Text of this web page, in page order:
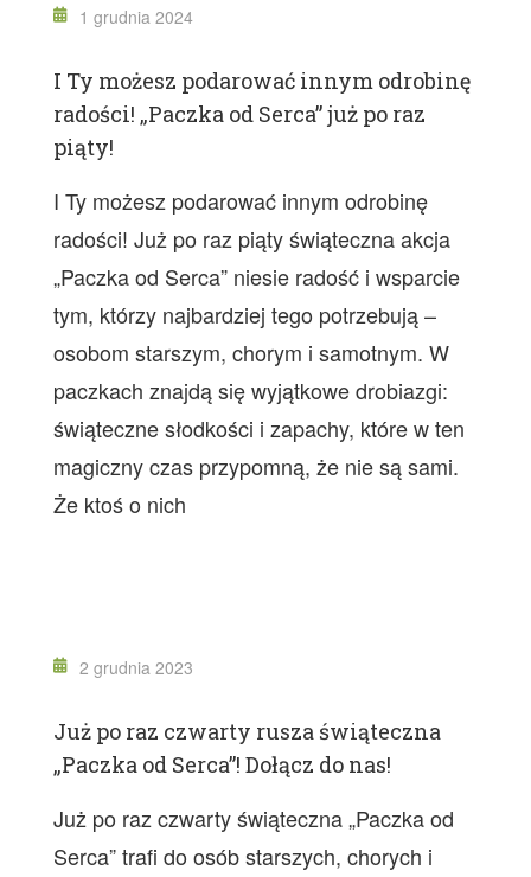
1 grudnia 2024
I Ty możesz podarować innym odrobinę
radości! „Paczka od Serca” już po raz
piąty!
I Ty możesz podarować innym odrobinę
radości! Już po raz piąty świąteczna akcja
„Paczka od Serca” niesie radość i wsparcie
tym, którzy najbardziej tego potrzebują –
osobom starszym, chorym i samotnym. W
paczkach znajdą się wyjątkowe drobiazgi:
świąteczne słodkości i zapachy, które w ten
magiczny czas przypomną, że nie są sami.
Że ktoś o nich
2 grudnia 2023
Już po raz czwarty rusza świąteczna
„Paczka od Serca”! Dołącz do nas!
Już po raz czwarty świąteczna „Paczka od
Serca” trafi do osób starszych, chorych i